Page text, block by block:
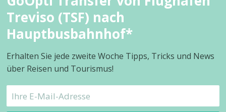
Treviso (TSF) nach
Hauptbusbahnhof*
Erhalten Sie jede zweite Woche Tipps, Tricks und News
über Reisen und Tourismus!